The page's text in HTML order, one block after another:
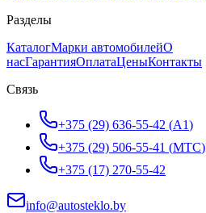
Разделы
КаталогМарки автомобилейО
насГарантияОплатаЦеныКонтакты
Связь
+375 (29) 636-55-42 (A1)
+375 (29) 506-55-41 (МТС)
+375 (17) 270-55-42
info@autosteklo.by